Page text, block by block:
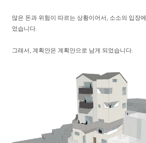
많은 돈과 위험이 따르는 상황이어서, 소소의 입장
었습니다.
그래서, 계획안은 계획안으로 남게 되었습니다.